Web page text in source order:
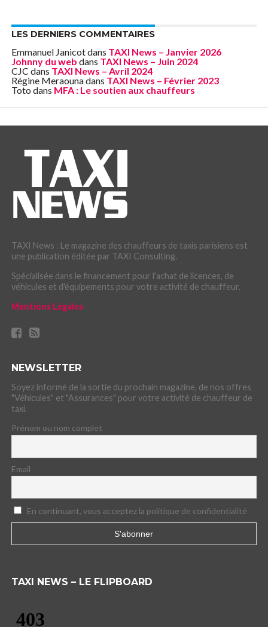
LES DERNIERS COMMENTAIRES
Emmanuel Janicotdans TAXI News – Janvier 2026
Johnny du web dans TAXI News – Juin 2024
CJC dans TAXI News – Avril 2024
Régine Meraounadans TAXI News – Février 2023
Toto dans MFA : Le soutien aux chauffeurs
TAXI News : Le magazine des chauffeurs de taxis parisiens est
une publication éditée par TAXI Consulting.
Spécialisée dans le financement pour l'achat de licences, de
véhicules et d'équipements pour votre activité de chauffeur.
Mentions Légales
NEWSLETTER
Soyez informé de la sortie du prochain magazine, de nos offres
"Véhicules" et "Assurances" pour votre activité de chauffeur de
taxi.
Prénom ou nom complet
Email
En continuant, vous acceptez la politique de confidentialité
TAXI NEWS – LE FLIPBOARD